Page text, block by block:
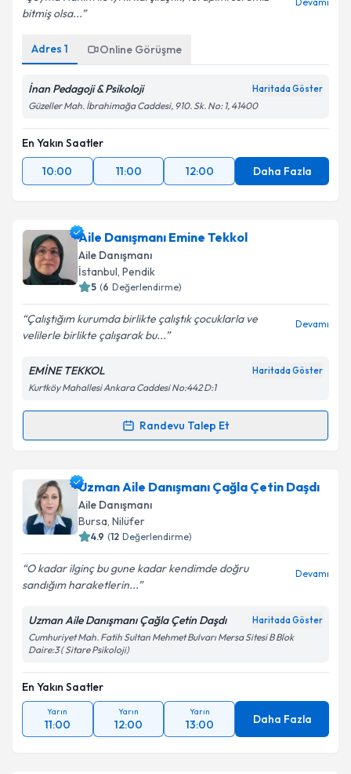
bitmiş olsa...
Adres 1 Online Görüşme
İnan Pedagoji & Psikoloji Haritada Göster
Güzeller Mah. İbrahimağa Caddesi, 910. Sk. No: 1, 41400
En Yakın Saatler
10:00
11:00 12:00 Daha Fazla
Aile Danışmanı Emine Tekkol
Aile Danışmanı
İstanbul, Pendik
5 (6 Değerlendirme)
Çalıştığım kurumda birlikte çalıştık çocuklarla ve
velilerle birlikte çalışarak bu...
Devamı
EMİNE TEKKOL Haritada Göster
Kurtköy Mahallesi Ankara Caddesi No:442 D:1
Randevu Talep Et
Randevu Takvimi Talebi
Aile Danışmanı Emine Tekkol için randevu takvimi
talebi oluşturun. Size bu uzmandan randevu almanız
için bir takvim hazırlandığında e-posta ile
bilgilendireceğiz.
E-posta Adresiniz
Kişisel verilerimin işlenmesine ilişkinAydınlatma
Metni'ni okudum ve kişisel verilerimin belirtilen
kapsamda işlenmesini kabul ediyorum.
Takvim Talebini Gönder
Uzman Aile Danışmanı Çağla Çetin Daşdı
Aile Danışmanı
Bursa, Nilüfer
4.9 (12 Değerlendirme)
O kadar ilginç bu gune kadar kendimde doğru
sandığım haraketlerin...
Devamı
Uzman Aile Danışmanı Çağla Çetin Daşdı Haritada Göster
Cumhuriyet Mah. Fatih Sultan Mehmet Bulvarı Mersa Sitesi B Blok
Daire:3 ( Sitare Psikoloji)
En Yakın Saatler
Yarın
11:00
Yarın
12:00
Yarın
13:00 Daha Fazla